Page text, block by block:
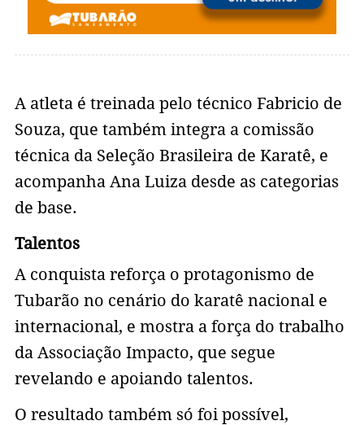
A atleta é treinada pelo técnico Fabricio de
Souza, que também integra a comissão
técnica da Seleção Brasileira de Karatê, e
acompanha Ana Luiza desde as categorias
de base.
Talentos
A conquista reforça o protagonismo de
Tubarão no cenário do karatê nacional e
internacional, e mostra a força do trabalho
da Associação Impacto, que segue
revelando e apoiando talentos.
O resultado também só foi possível,